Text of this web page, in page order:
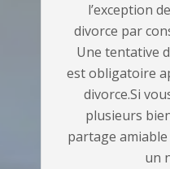
l’exception
divorce par
Une tentative
est obligatoire
divorce.Si
plusieurs
partage
un